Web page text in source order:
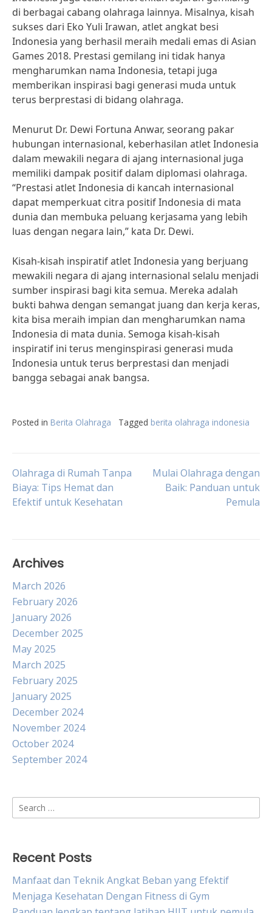
di berbagai cabang olahraga lainnya. Misalnya, kisah
sukses dari Eko Yuli Irawan, atlet angkat besi
Indonesia yang berhasil meraih medali emas di Asian
Games 2018. Prestasi gemilang ini tidak hanya
mengharumkan nama Indonesia, tetapi juga
memberikan inspirasi bagi generasi muda untuk
terus berprestasi di bidang olahraga.
Menurut Dr. Dewi Fortuna Anwar, seorang pakar
hubungan internasional, keberhasilan atlet Indonesia
dalam mewakili negara di ajang internasional juga
memiliki dampak positif dalam diplomasi olahraga.
“Prestasi atlet Indonesia di kancah internasional
dapat memperkuat citra positif Indonesia di mata
dunia dan membuka peluang kerjasama yang lebih
luas dengan negara lain,” kata Dr. Dewi.
Kisah-kisah inspiratif atlet Indonesia yang berjuang
mewakili negara di ajang internasional selalu menjadi
sumber inspirasi bagi kita semua. Mereka adalah
bukti bahwa dengan semangat juang dan kerja keras,
kita bisa meraih impian dan mengharumkan nama
Indonesia di mata dunia. Semoga kisah-kisah
inspiratif ini terus menginspirasi generasi muda
Indonesia untuk terus berprestasi dan menjadi
bangga sebagai anak bangsa.
Posted in Berita Olahraga Tagged berita olahraga indonesia
Post
navigation
Olahraga di Rumah Tanpa
Biaya: Tips Hemat dan
Efektif untuk Kesehatan
Mulai Olahraga dengan
Baik: Panduan untuk
Pemula
Archives
March 2026
February 2026
January 2026
December 2025
May 2025
March 2025
February 2025
January 2025
December 2024
November 2024
October 2024
September 2024
Search
for:
Recent Posts
Manfaat dan Teknik Angkat Beban yang Efektif
Menjaga Kesehatan Dengan Fitness di Gym